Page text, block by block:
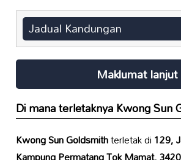
Jadual Kandungan
Maklumat lanjut
Di mana terletaknyaKwong Sun
Kwong Sun Goldsmithterletak di129,